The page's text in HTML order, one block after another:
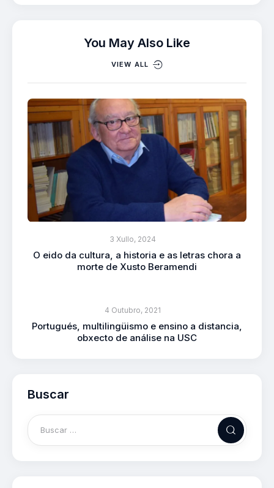
You May Also Like
VIEW ALL
3 Xullo, 2024
O eido da cultura, a historia e as letras chora a
morte de Xusto Beramendi
4 Outubro, 2021
Portugués, multilingüismo e ensino a distancia,
obxecto de análise na USC
Buscar